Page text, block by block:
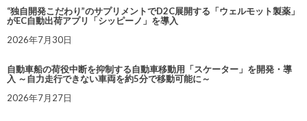
“独自開発こだわり”のサプリメントでD2C展開する「ウェルモット製薬」
がEC自動出荷アプリ「シッピーノ」を導入
2026年7月30日
自動車船の荷役中断を抑制する自動車移動用「スケーター」を開発・導
入 ～自力走行できない車両を約5分で移動可能に～
2026年7月27日